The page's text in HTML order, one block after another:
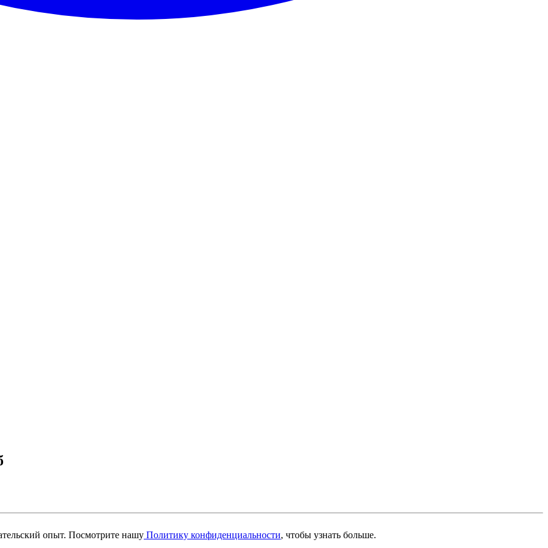
опыт. Посмотрите нашу Политику конфиденциальности, чтобы узнать больше.